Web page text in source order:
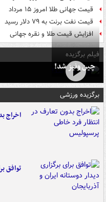
قیمت جهانی طلا امروز ۱۵ مرداد
قیمت نفت برنت به ۷۹ دلار رسید
افزایش قیمت طلا و نقره جهانی
فیلم برگزیده
چین ونیز شد!
برگزیده ورزشی
اخراج
توافق